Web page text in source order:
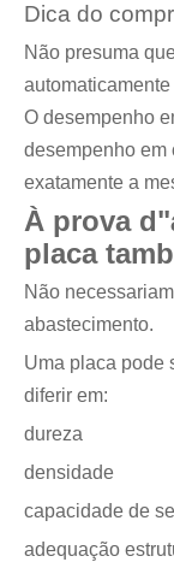
Dica do
Não presuma
O desempenho
desempenho em
exatamente a
À prova
placa
Não
abastecimento.
Uma placa pode
diferir em:
dureza
densidade
capacidade de
adequação